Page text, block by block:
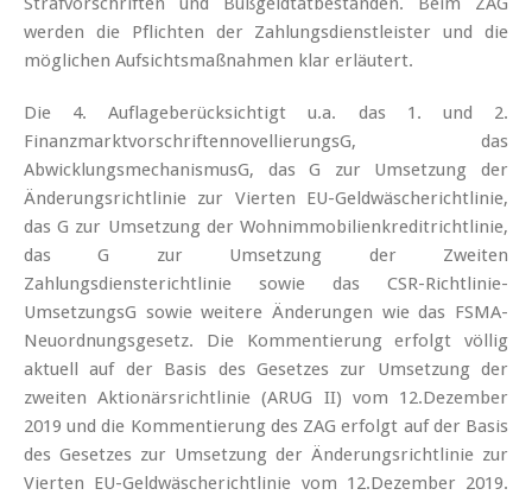
werden die Pflichten der Zahlungsdienstleister und die
möglichen Aufsichtsmaßnahmen klar erläutert.
Die 4. Auflageberücksichtigt u.a. das 1. und 2.
FinanzmarktvorschriftennovellierungsG, das
AbwicklungsmechanismusG, das G zur Umsetzung der
Änderungsrichtlinie zur Vierten EU-Geldwäscherichtlinie,
das G zur Umsetzung der Wohnimmobilien­kreditrichtlinie,
das G zur Umsetzung der Zweiten
Zahlungsdiensterichtlinie sowie das CSR-Richtlinie-
UmsetzungsG sowie weitere Änderungen wie das FSMA-
Neuordnungsgesetz. Die Kommentierung erfolgt völlig
aktuell auf der Basis des Gesetzes zur Umsetzung der
zweiten Aktionärsrichtlinie (ARUG II) vom 12.Dezember
2019 und die Kommentierung des ZAG erfolgt auf der Basis
des Gesetzes zur Umsetzung der Änderungsrichtlinie zur
Vierten EU-Geldwäscherichtlinie vom 12.Dezember 2019.